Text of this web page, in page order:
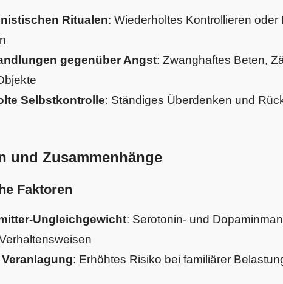
Ritualen: Wiederholtes Kontrollieren
gegenüber Angst: Zwanghaftes Beten,
Selbstkontrolle: Ständiges Überdenken und
und Zusammenhänge
Faktoren
Ungleichgewicht: Serotonin- und
: Erhöhtes Risiko bei familiärer